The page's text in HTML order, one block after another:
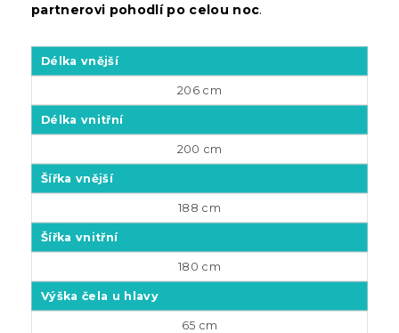
partnerovi pohodlí po celou noc.
Délka vnější
206 cm
Délka vnitřní
200 cm
Šířka vnější
188 cm
Šířka vnitřní
180 cm
Výška čela u hlavy
65 cm